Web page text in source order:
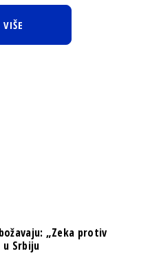
„Zeka protiv
Srbiju